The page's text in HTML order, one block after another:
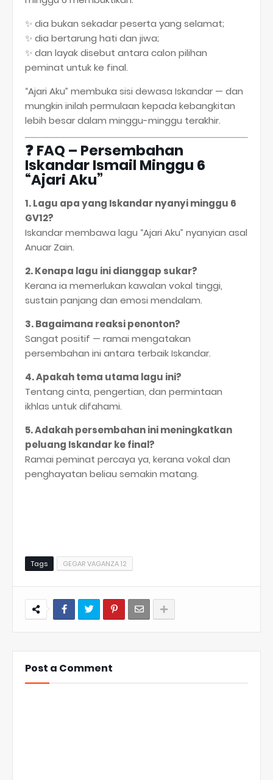
✨ dia bukan sekadar peserta yang selamat;
✨ dia bertarung hati dan jiwa;
✨ dan layak disebut antara calon pilihan
peminat untuk ke final.
“Ajari Aku” membuka sisi dewasa Iskandar — dan
mungkin inilah permulaan kepada kebangkitan
lebih besar dalam minggu-minggu terakhir.
❓FAQ – Persembahan
Iskandar Ismail Minggu 6
“Ajari Aku”
1. Lagu apa yang Iskandar nyanyi minggu 6
GV12?
Iskandar membawa lagu “Ajari Aku” nyanyian asal
Anuar Zain.
2. Kenapa lagu ini dianggap sukar?
Kerana ia memerlukan kawalan vokal tinggi,
sustain panjang dan emosi mendalam.
3. Bagaimana reaksi penonton?
Sangat positif — ramai mengatakan
persembahan ini antara terbaik Iskandar.
4. Apakah tema utama lagu ini?
Tentang cinta, pengertian, dan permintaan
ikhlas untuk difahami.
5. Adakah persembahan ini meningkatkan
peluang Iskandar ke final?
Ramai peminat percaya ya, kerana vokal dan
penghayatan beliau semakin matang.
Tags GEGAR VAGANZA 12
Post a Comment